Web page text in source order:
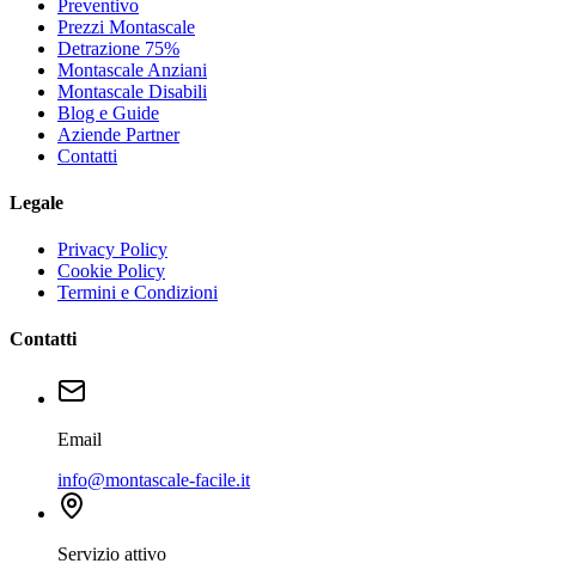
Preventivo
Prezzi Montascale
Detrazione 75%
Montascale Anziani
Montascale Disabili
Blog e Guide
Aziende Partner
Contatti
Legale
Privacy Policy
Cookie Policy
Termini e Condizioni
Contatti
Email
info@montascale-facile.it
Servizio attivo